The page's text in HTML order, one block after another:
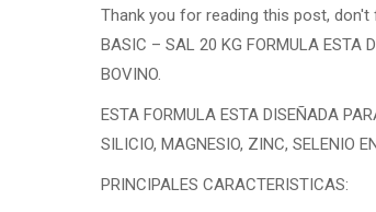
Thank you for reading this post,
BASIC – SAL 20 KG FORMULA ESTA
BOVINO.
ESTA FORMULA ESTA DISEÑADA
SILICIO, MAGNESIO, ZINC, SELENIO
PRINCIPALES CARACTERISTICAS: